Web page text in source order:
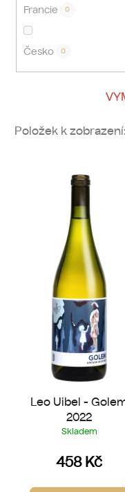
Francie 0
Česko 0
Položek k zobrazení:
Leo Uibel -
2022
Skladem
458 Kč